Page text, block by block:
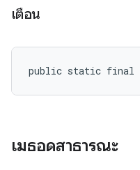
เตือน
public static final
เมธอดสาธารณะ